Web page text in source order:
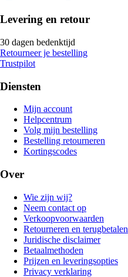
Levering en retour
30 dagen bedenktijd
Retourneer je bestelling
Trustpilot
Diensten
Mijn account
Helpcentrum
Volg mijn bestelling
Bestelling retourneren
Kortingscodes
Over
Wie zijn wij?
Neem contact op
Verkoopvoorwaarden
Retourneren en terugbetalen
Juridische disclaimer
Betaalmethoden
Prijzen en leveringsopties
Privacy verklaring